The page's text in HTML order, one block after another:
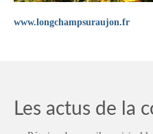
La Communauté de
www.longchampsuraujon.fr
Les actus de la